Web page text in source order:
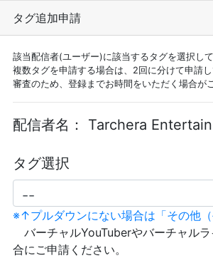
タグ追加申請
該当配信者(ユーザー)に該当するタグを選択し
複数タグを申請する場合は、2回に分けて申請
審査のため、登録までお時間をいただく場合が
配信者名： Tarchera
タグ選択
※↑プルダウンにない場合は「その他
バーチャルYouTuberやバーチャル
合にご申請ください。